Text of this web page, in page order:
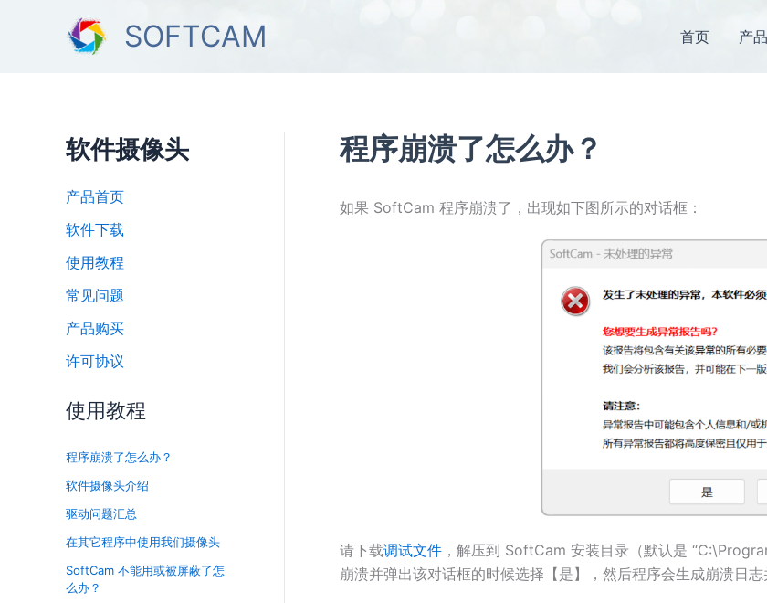
SOFTCAM 首页 产
软件摄像头
产品首页
软件下载
使用教程
常见问题
产品购买
许可协议
使用教程
程序崩溃了怎么办？
软件摄像头介绍
驱动问题汇总
在其它程序中使用我们摄像头
SoftCam 不能用或被屏蔽了怎
么办？
程序崩溃了怎么办？
如果 SoftCam 程序崩溃了，出现如下图所示的对话框：
请下载调试文件 ，解压到 SoftCam 安装目录（默认是
崩溃并弹出该对话框的时候选择【是】，然后程序会生成崩溃日志